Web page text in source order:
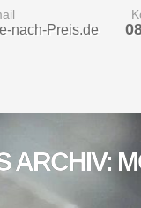
nach-Preis.de
ARCHIV: